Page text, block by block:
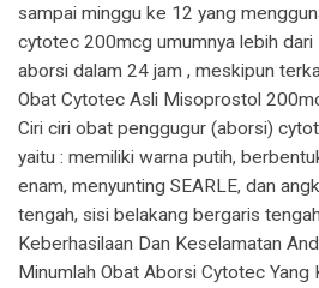
sampai minggu ke 12 yang
cytotec 200mcg umumnya lebih
aborsi dalam 24 jam , meskipun
Obat Cytotec Asli Misoprostol
Ciri ciri obat penggugur (aborsi)
yaitu : memiliki warna putih,
enam, menyunting SEARLE, dan
tengah, sisi belakang bergaris
Keberhasilaan Dan Keselamatan
Minumlah Obat Aborsi Cytotec Yang